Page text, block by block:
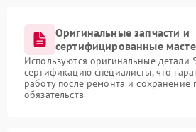
Оригинальные запчасти и
сертифицированные
Используются оригинальные
сертификацию специалисты, что
работу после ремонта и сохранение
обязательств